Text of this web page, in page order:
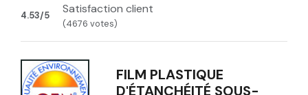
4.53/5 Satisfaction client
(4676 votes)
FILM PLASTIQUE
D'ÉTANCHÉITÉ SOUS-